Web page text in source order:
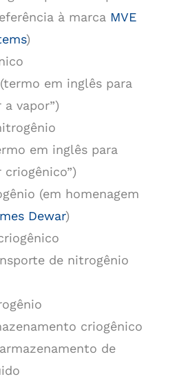
à marca MVE
)
em inglês para
vapor”)
em inglês para
(em homenagem
Dewar)
de nitrogênio
criogênico
de